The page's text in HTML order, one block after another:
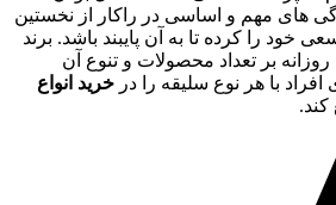
های مهم و اساسی در راکار از نخستین
خود را کرده تا به آن پایبند باشد. برند
بر تعداد محصولات و تنوع آن
ی افراد با هر نوع سلیقه را در خرید انواع
کند.